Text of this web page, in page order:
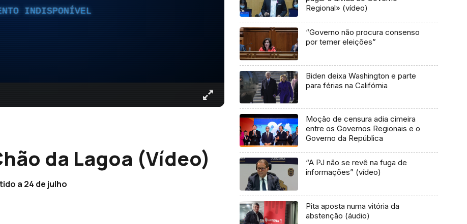
INDISPONÍVEL
da Lagoa (Vídeo)
a 24 de julho
Regional» (vídeo)
“Governo não procura consenso
por temer eleições”
Biden deixa Washington e parte
para férias na Califórnia
Moção de censura adia cimeira
entre os Governos Regionais e o
Governo da República
“A PJ não se revê na fuga de
informações” (vídeo)
Pita aposta numa vitória da
abstenção (áudio)